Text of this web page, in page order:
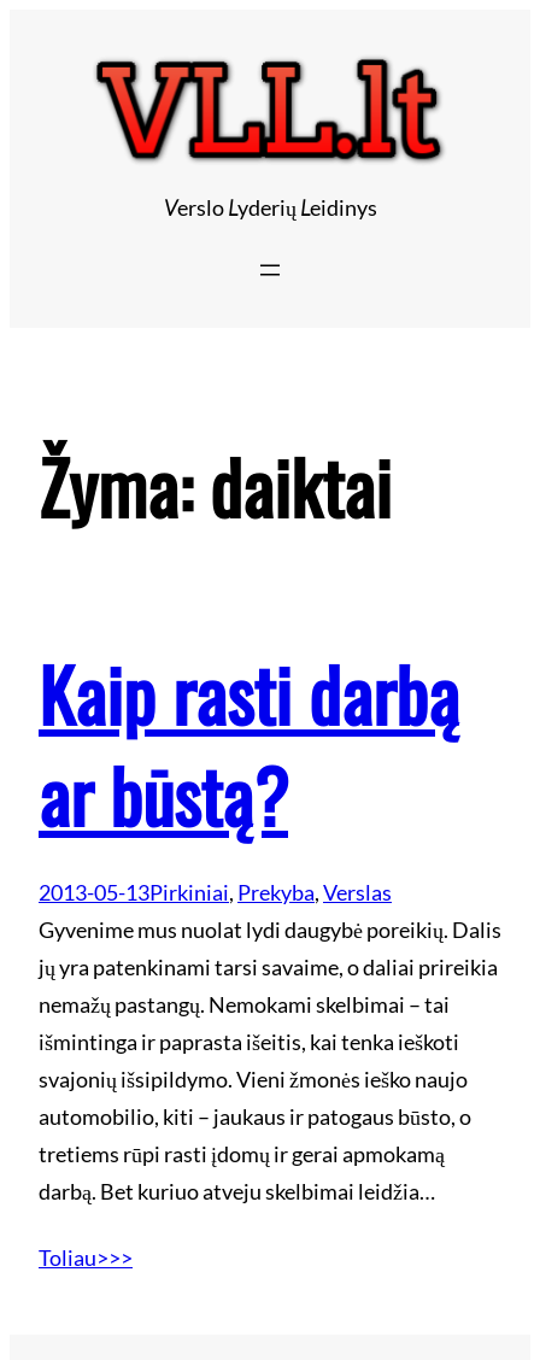
VersloLyderių Leidinys
Žyma:daiktai
Kaip rasti darbą
ar būstą?
2013-05-13Pirkiniai, Prekyba, Verslas
Gyvenime mus nuolat lydi daugybė poreikių. Dalis
jų yra patenkinami tarsi savaime, o daliai prireikia
nemažų pastangų. Nemokami skelbimai – tai
išmintinga ir paprasta išeitis, kai tenka ieškoti
svajonių išsipildymo. Vieni žmonės ieško naujo
automobilio, kiti – jaukaus ir patogaus būsto, o
tretiems rūpi rasti įdomų ir gerai apmokamą
darbą. Bet kuriuo atveju skelbimai leidžia…
Toliau>>>